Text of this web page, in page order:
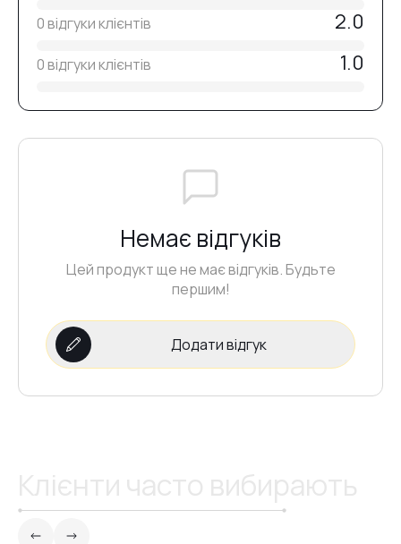
0 відгуки клієнтів 2.0
0 відгуки клієнтів 1.0
Немає відгуків
Цей продукт ще не має відгуків. Будьте
першим!
Додати відгук